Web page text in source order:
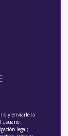
y enviarle la
usuario;
legal;